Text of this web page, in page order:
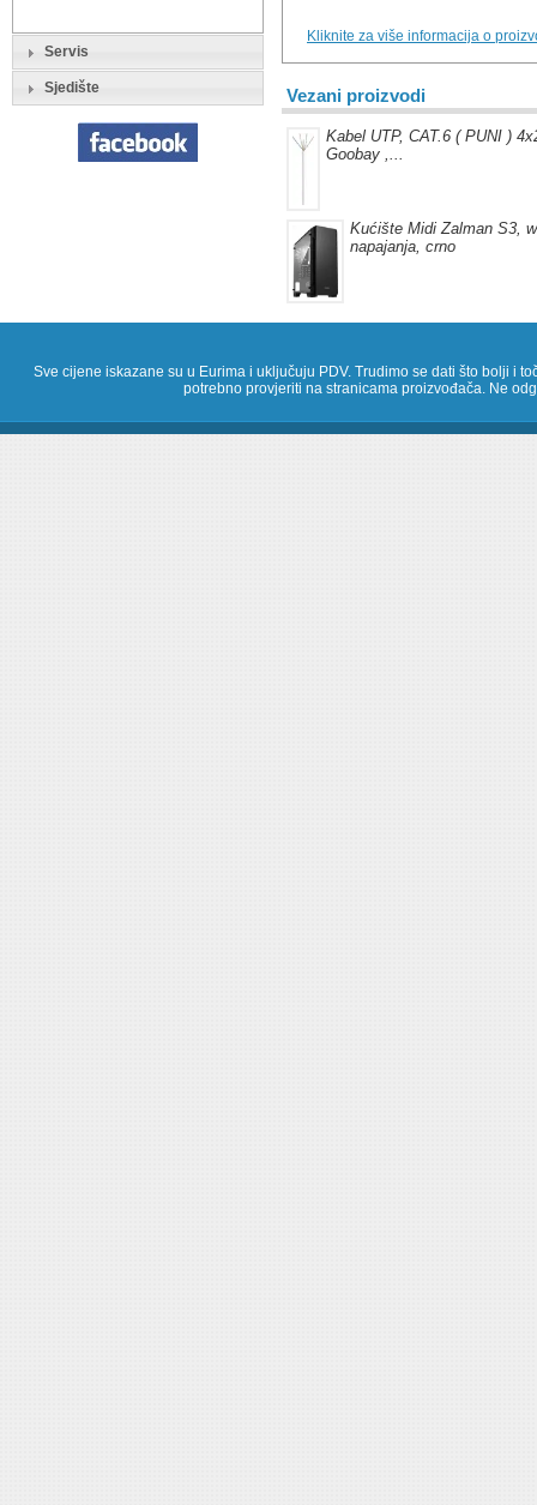
Servis
Sjedište
Kliknite za više informacija o
Vezani proizvodi
Kabel UTP, CAT.6 ( PUNI )
Goobay ,...
Kućište Midi Zalman S3,
napajanja, crno
Sve cijene iskazane su u Eurima i uključuju PDV. Trudimo se dati što bolji i
potrebno provjeriti na stranicama proizvođača. Ne